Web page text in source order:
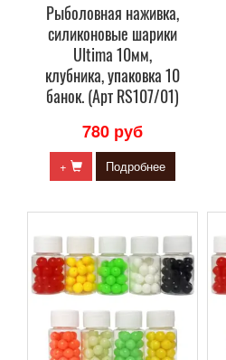
Рыболовная наживка,
силиконовые шарики
Ultima 10мм,
клубника, упаковка 10
банок. (Арт RS107/01)
780 руб
+ Подробнее